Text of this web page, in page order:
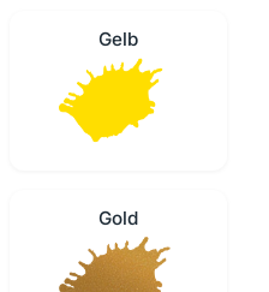
Gelb
Gold